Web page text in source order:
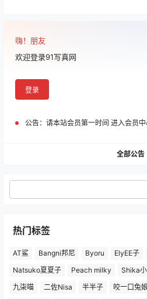
嗨！朋友
欢迎登录91写真网
登录
公告： 请本站会员第一时间 进入会员中
全部公告
热门标签
AT鲨 Bangni邦尼 Byoru ElyEE子
Natsuko夏夏子
Peach milky Shika
九柒喵
二佐Nisa 半半子 咬一口兔